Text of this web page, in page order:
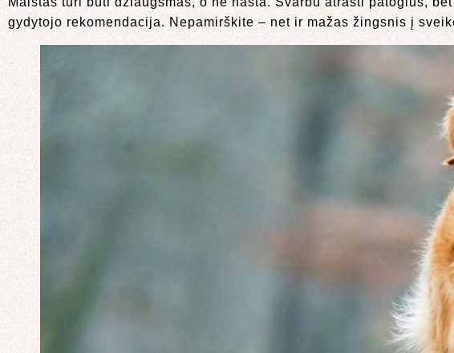
gydytojo rekomendacija. Nepamirškite – net ir mažas žingsnis į